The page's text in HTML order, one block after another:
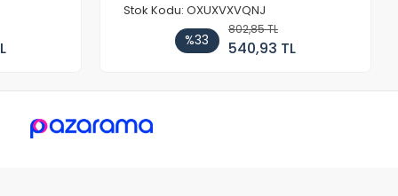
Stok Kodu: OXUXVXVQNJ
%33
802,85 TL
540,93 TL